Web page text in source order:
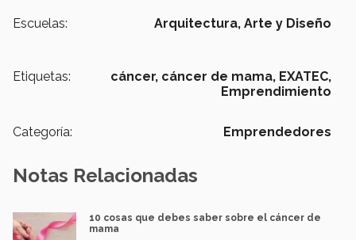
Escuelas: Arquitectura, Arte y Diseño
Etiquetas: cáncer, cáncer de mama, EXATEC,
Emprendimiento
Categoría: Emprendedores
Notas Relacionadas
10 cosas que debes saber sobre el cáncer de
mama